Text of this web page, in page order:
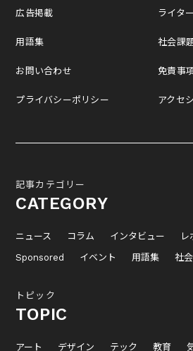
広告掲載
用語集
お問い合わせ
プライバシーポリシー
ライタ
社会課
免責事
アクセ
記事カテゴリー
CATEGORY
ニュース コラム インタビュー レ
Sponsored
イベント 用語集 社
トピック
TOPIC
アート デザイン テック 教育